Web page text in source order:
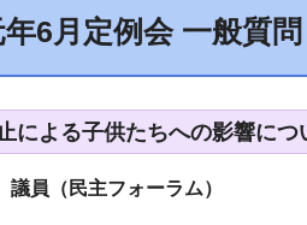
6月定例会 一般質
による子供たちへの影響につ
議員（民主フォーラム）